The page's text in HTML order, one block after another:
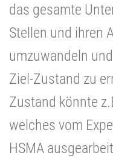
das gesamte
Stellen und ihren
umzuwandeln
Ziel-Zustand zu
Zustand könnte
welches vom
HSMA